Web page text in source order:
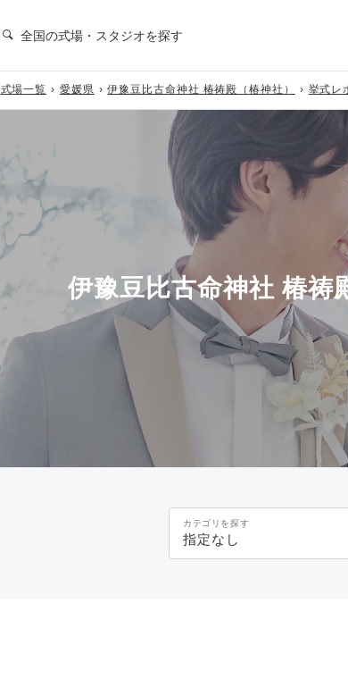
全国の式場・スタジオを探す
式場一覧 愛媛県 伊豫豆比古命神社 椿祷殿（椿神社） 挙式レ
伊豫豆比古命神社 椿祷
カテゴリを探す
指定なし